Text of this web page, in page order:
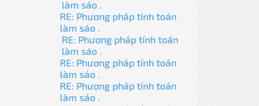
làm sáo .
RE: Phương pháp tính toán
làm sáo .
RE: Phương pháp tính toán
làm sáo .
RE: Phương pháp tính toán
làm sáo .
RE: Phương pháp tính toán
làm sáo .